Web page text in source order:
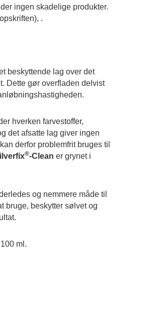
ingen skadelige produkter.
.
beskyttende lag over det
Dette gør overfladen delvist
hverken farvestoffer,
det afsatte lag giver ingen
kan derfor problemfrit bruges til
®-Clean er grynet i
og nemmere måde til
bruge, beskytter sølvet og
ml.